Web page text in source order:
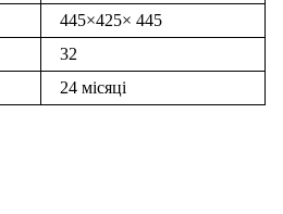
445×425× 445
32
24 місяці